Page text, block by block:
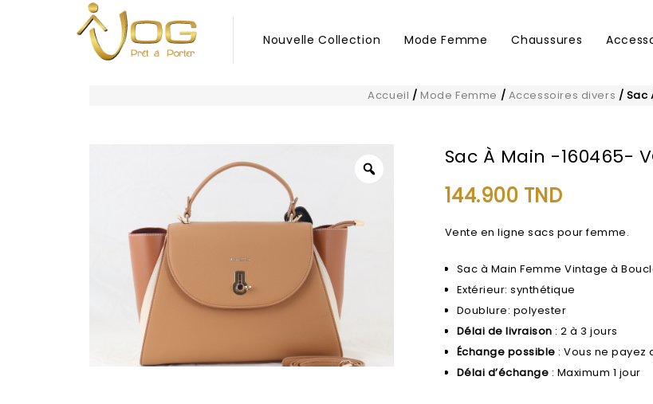
Nouvelle Collection Mode Femme Chaussures
Accueil / Mode Femme / Accessoires divers / Sac
Sac À Main -160465-
144.900 TND
Vente en ligne sacs pour femme.
Sac à Main Femme Vintage à
Extérieur: synthétique
Doublure: polyester
Délai de livraison : 2 à 3 jours
Échange possible : Vous ne payez
Délai d’échange : Maximum 1 jour